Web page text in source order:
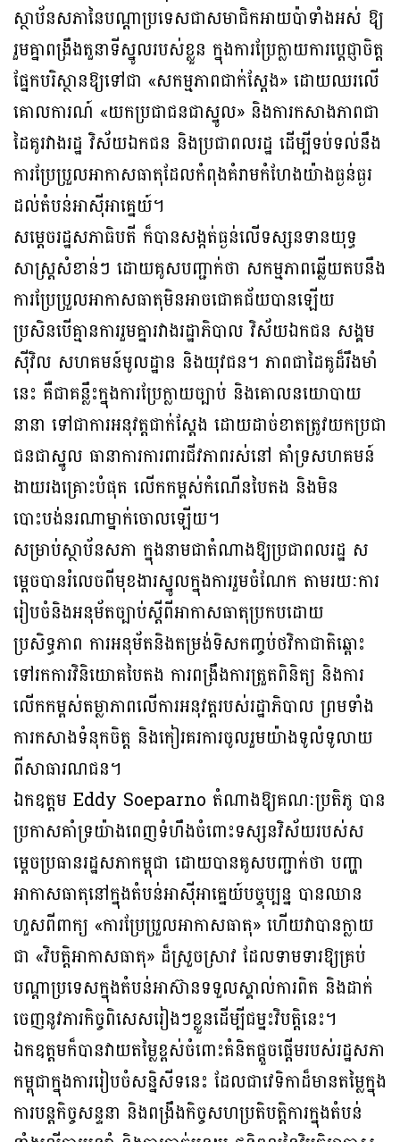
ស្ថាប័នសភានៃបណ្តាប្រទេសជាសមាជិកអាយប៉ាទាំងអស់ ឱ្យ
រួមគ្នាពង្រឹងតួនាទីស្នូលរបស់ខ្លួន ក្នុងការប្រែក្លាយការប្តេជ្ញាចិត្ត
ផ្នែកបរិស្ថានឱ្យទៅជា «សកម្មភាពជាក់ស្តែង» ដោយឈរលើ
គោលការណ៍ «យកប្រជាជនជាស្នូល» និងការកសាងភាពជា
ដៃគូរវាងរដ្ឋ វិស័យឯកជន និងប្រជាពលរដ្ឋ ដើម្បីទប់ទល់នឹង
ការប្រែប្រួលអាកាសធាតុដែលកំពុងគំរាមកំហែងយ៉ាងធ្ងន់ធ្ងរ
ដល់តំបន់អាស៊ីអាគ្នេយ៍។
សម្តេចរដ្ឋសភាធិបតី ក៏បានសង្កត់ធ្ងន់លើទស្សនទានយុទ្ធ
សាស្ត្រសំខាន់ៗ ដោយគូសបញ្ជាក់ថា សកម្មភាពឆ្លើយតបនឹង
ការប្រែប្រួលអាកាសធាតុមិនអាចជោគជ័យបានឡើយ
ប្រសិនបើគ្មានការរួមគ្នារវាងរដ្ឋាភិបាល វិស័យឯកជន សង្គម
ស៊ីវិល សហគមន៍មូលដ្ឋាន និងយុវជន។ ភាពជាដៃគូដ៏រឹងមាំ
នេះ គឺជាគន្លឹះក្នុងការប្រែក្លាយច្បាប់ និងគោលនយោបាយ
នានា ទៅជាការអនុវត្តជាក់ស្តែង ដោយដាច់ខាតត្រូវយកប្រជា
ជនជាស្នូល ធានាការការពារជីវភាពរស់នៅ គាំទ្រសហគមន៍
ងាយរងគ្រោះបំផុត លើកកម្ពស់កំណើនបៃតង និងមិន
បោះបង់នរណាម្នាក់ចោលឡើយ។
សម្រាប់ស្ថាប័នសភា ក្នុងនាមជាតំណាងឱ្យប្រជាពលរដ្ឋ ស
ម្តេចបានរំលេចពីមុខងារស្នូលក្នុងការរួមចំណែក តាមរយៈការ
រៀបចំនិងអនុម័តច្បាប់ស្តីពីអាកាសធាតុប្រកបដោយ
ប្រសិទ្ធភាព ការអនុម័តនិងតម្រង់ទិសកញ្ចប់ថវិកាជាតិឆ្ពោះ
ទៅរកការវិនិយោគបៃតង ការពង្រឹងការត្រួតពិនិត្យ និងការ
លើកកម្ពស់តម្លាភាពលើការអនុវត្តរបស់រដ្ឋាភិបាល ព្រមទាំង
ការកសាងទំនុកចិត្ត និងកៀរគរការចូលរួមយ៉ាងទូលំទូលាយ
ពីសាធារណជន។
ឯកឧត្តម Eddy Soeparno តំណាងឱ្យគណៈប្រតិភូ បាន
ប្រកាសគាំទ្រយ៉ាងពេញទំហឹងចំពោះទស្សនវិស័យរបស់ស
ម្តេចប្រធានរដ្ឋសភាកម្ពុជា ដោយបានគូសបញ្ជាក់ថា បញ្ហា
អាកាសធាតុនៅក្នុងតំបន់អាស៊ីអាគ្នេយ៍បច្ចុប្បន្ន បានឈាន
ហួសពីពាក្យ «ការប្រែប្រួលអាកាសធាតុ» ហើយវាបានក្លាយ
ជា «វិបត្តិអាកាសធាតុ» ដ៏ស្រួចស្រាវ ដែលទាមទារឱ្យគ្រប់
បណ្តាប្រទេសក្នុងតំបន់អាស៊ានទទួលស្គាល់ការពិត និងដាក់
ចេញនូវភារកិច្ចពិសេសរៀងៗខ្លួនដើម្បីជម្នះវិបត្តិនេះ។
ឯកឧត្តមក៏បានវាយតម្លៃខ្ពស់ចំពោះគំនិតផ្តួចផ្តើមរបស់រដ្ឋសភា
កម្ពុជាក្នុងការរៀបចំសន្និសីទនេះ ដែលជាវេទិកាដ៏មានតម្លៃក្នុង
ការបន្តកិច្ចសន្ទនា និងពង្រឹងកិច្ចសហប្រតិបត្តិការក្នុងតំបន់